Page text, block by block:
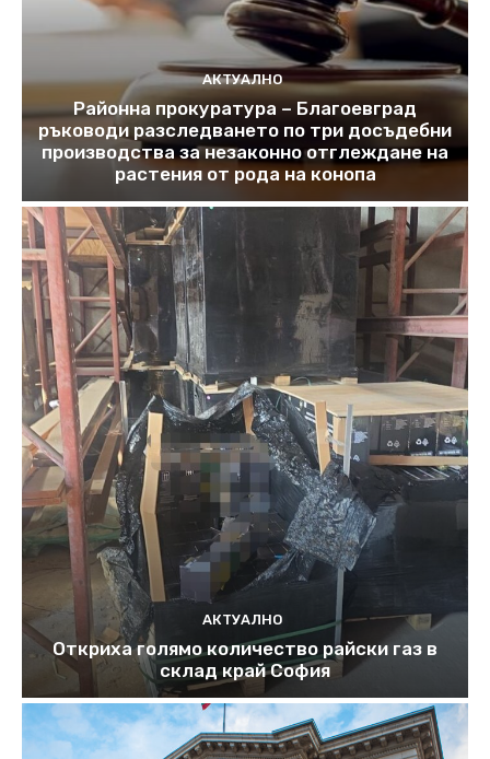
АКТУАЛНО
Районна прокуратура – Благоевград
ръководи разследването по три досъдебни
производства за незаконно отглеждане на
растения от рода на конопа
АКТУАЛНО
Откриха голямо количество райски газ в
склад край София